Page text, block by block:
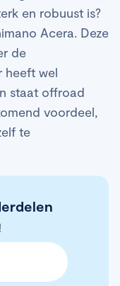
en robuust is?
Acera. Deze
de
heeft wel
staat offroad
voordeel,
te